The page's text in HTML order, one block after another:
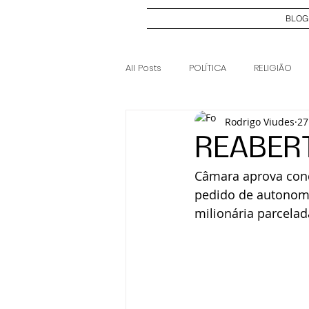
BLOG
All Posts POLÍTICA RELIGIÃO
ELEIÇÕES 2024 CASO JOSI
Rodrigo Viudes
Câmara aprova
pedido de
milionária